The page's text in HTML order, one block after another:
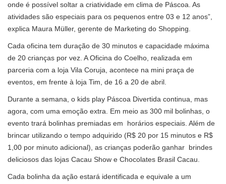
onde é possível soltar a criatividade em clima de Páscoa. As
atividades são especiais para os pequenos entre 03 e 12 anos”,
explica Maura Müller, gerente de Marketing do Shopping.
Cada oficina tem duração de 30 minutos e capacidade máxima
de 20 crianças por vez. A Oficina do Coelho, realizada em
parceria com a loja Vila Coruja, acontece na mini praça de
eventos, em frente à loja Tim, de 16 a 20 de abril.
Durante a semana, o kids play Páscoa Divertida continua, mas
agora, com uma emoção extra. Em meio as 300 mil bolinhas, o
evento trará bolinhas premiadas em horários especiais. Além de
brincar utilizando o tempo adquirido (R$ 20 por 15 minutos e R$
1,00 por minuto adicional), as crianças poderão ganhar brindes
deliciosos das lojas Cacau Show e Chocolates Brasil Cacau.
Cada bolinha da ação estará identificada e equivale a um